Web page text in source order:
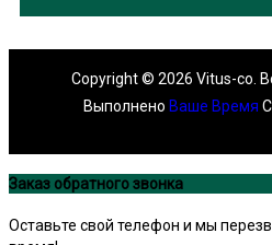
Copyright © 2026 Vitus-co.
Выполнено Ваше Время
Заказ обратного звонка
Оставьте свой телефон и мы